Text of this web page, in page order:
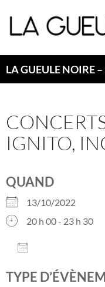
IGNITO,
QUAND
13/10/2022
20 h 00 - 23 h 30
TYPE